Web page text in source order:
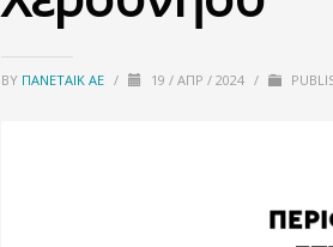
BY ΠΑΝΕΤΑΙΚ ΑΕ / 19 / ΑΠΡ / 2024 /